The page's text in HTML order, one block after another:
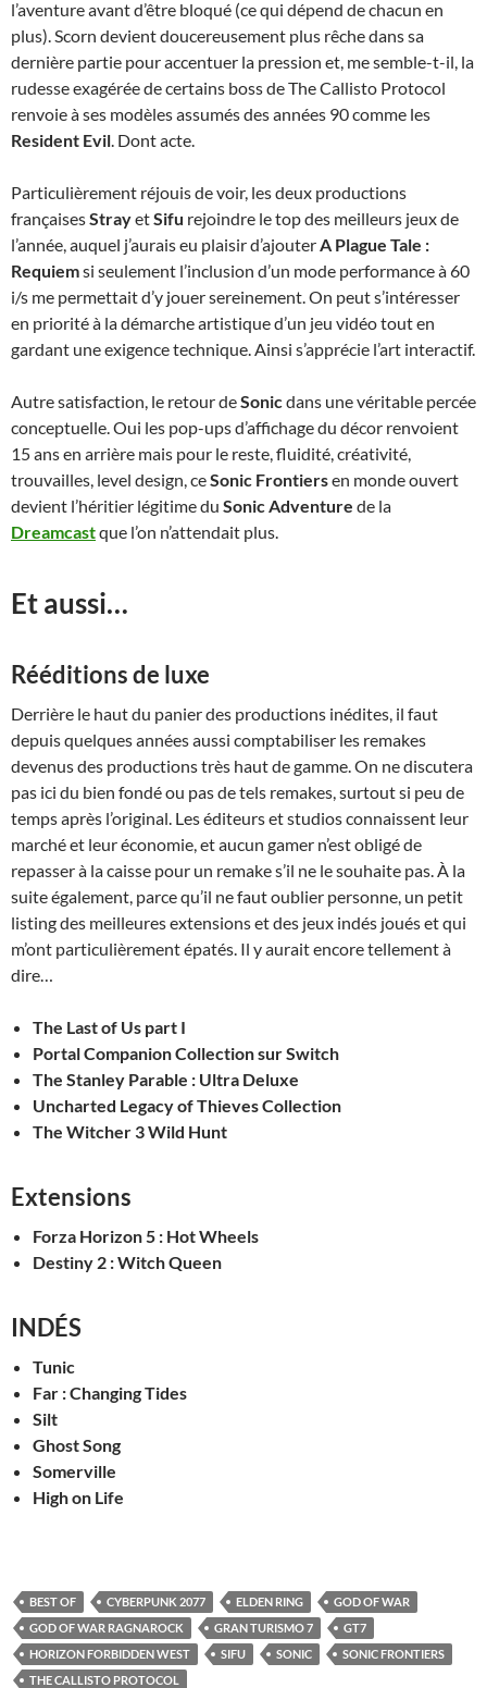
l’aventure avant d’être bloqué (ce qui dépend de chacun en
plus). Scorn devient doucereusement plus rêche dans sa
dernière partie pour accentuer la pression et, me semble-t-il, la
rudesse exagérée de certains boss de The Callisto Protocol
renvoie à ses modèles assumés des années 90 comme les
Resident Evil. Dont acte.
Particulièrement réjouis de voir, les deux productions
françaisesStrayetSifu rejoindre le top des meilleurs jeux de
l’année, auquel j’aurais eu plaisir d’ajouterA Plague Tale :
Requiemsi seulement l’inclusion d’un mode performance à 60
i/s me permettait d’y jouer sereinement. On peut s’intéresser
en priorité à la démarche artistique d’un jeu vidéo tout en
gardant une exigence technique. Ainsi s’apprécie l’art interactif.
Autre satisfaction, le retour deSonicdans une véritable percée
conceptuelle. Oui les pop-ups d’affichage du décor renvoient
15 ans en arrière mais pour le reste, fluidité, créativité,
trouvailles, level design, ceSonic Frontiersen monde ouvert
devient l’héritier légitime du Sonic Adventure de la
Dreamcastque l’on n’attendait plus.
Et aussi…
Rééditions de luxe
Derrière le haut du panier des productions inédites, il faut
depuis quelques années aussi comptabiliser les remakes
devenus des productions très haut de gamme. On ne discutera
pas ici du bien fondé ou pas de tels remakes, surtout si peu de
temps après l’original. Les éditeurs et studios connaissent leur
marché et leur économie, et aucun gamer n’est obligé de
repasser à la caisse pour un remake s’il ne le souhaite pas. À la
suite également, parce qu’il ne faut oublier personne, un petit
listing des meilleures extensions et des jeux indés joués et qui
m’ont particulièrement épatés. Il y aurait encore tellement à
dire…
The Last of Us part I
Portal Companion Collection sur Switch
The Stanley Parable : Ultra Deluxe
Uncharted Legacy of Thieves Collection
The Witcher 3 Wild Hunt
Extensions
Forza Horizon 5 : Hot Wheels
Destiny 2 : Witch Queen
INDÉS
Tunic
Far : Changing Tides
Silt
Ghost Song
Somerville
High on Life
BEST OF CYBERPUNK 2077 ELDEN RING
GOD OF WAR
GOD OF WAR RAGNAROCK
GRAN TURISMO 7
GT7
HORIZON FORBIDDEN WEST
SIFU SONIC
SONIC FRONTIERS
THE CALLISTO PROTOCOL